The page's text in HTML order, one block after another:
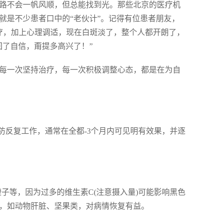
不会一帆风顺，但总能找到光。那些北京的医疗机
不少患者口中的“老伙计”。记得有位患者朋友，
加上心理调适，现在白斑淡了，整个人都开朗了，
自信，甭提多高兴了！”
一次坚持治疗，每一次积极调整心态，都是在为自
复工作，通常在全都-3个月内可见明有效果，并逐
等，因为过多的维生素C(注意摄入量)可能影响黑色
动物肝脏、坚果类，对病情恢复有益。